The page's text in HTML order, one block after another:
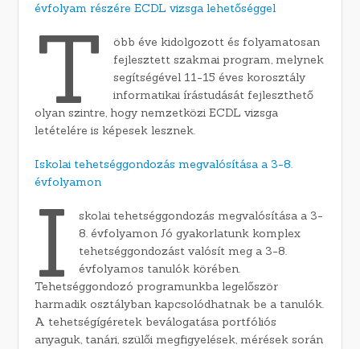
évfolyam részére ECDL vizsga lehetőséggel
T
öbb éve kidolgozott és folyamatosan
fejlesztett szakmai program, melynek
segítségével 11-15 éves korosztály
informatikai írástudását fejleszthető
olyan szintre, hogy nemzetközi ECDL vizsga
letételére is képesek lesznek.
Iskolai tehetséggondozás megvalósítása a 3-8.
évfolyamon
I
skolai tehetséggondozás megvalósítása a 3-
8. évfolyamon Jó gyakorlatunk komplex
tehetséggondozást valósít meg a 3-8.
évfolyamos tanulók körében.
Tehetséggondozó programunkba legelőször
harmadik osztályban kapcsolódhatnak be a tanulók.
A tehetségígéretek beválogatása portfóliós
anyaguk, tanári, szülői megfigyelések, mérések során